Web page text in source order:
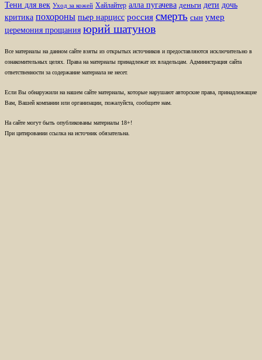
Тени для век Уход за кожей Хайлайтер алла пугачева деньги дети дочь
критика похороны пьер нарцисс россия смерть сын умер
церемония прощания юрий шатунов
Все материалы на данном сайте взяты из открытых источников и предоставляются исключительно в
ознакомительных целях. Права на материалы принадлежат их владельцам. Администрация сайта
ответственности за содержание материала не несет.
Если Вы обнаружили на нашем сайте материалы, которые нарушают авторские права, принадлежащие
Вам, Вашей компании или организации, пожалуйста, сообщите нам.
На сайте могут быть опубликованы материалы 18+!
При цитировании ссылка на источник обязательна.